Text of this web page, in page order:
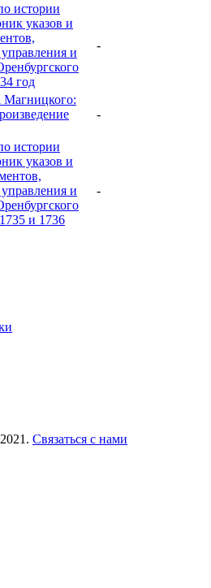
истории
указов и
и
год
-
-
истории
указов и
и
и 1736
-
Связаться с нами